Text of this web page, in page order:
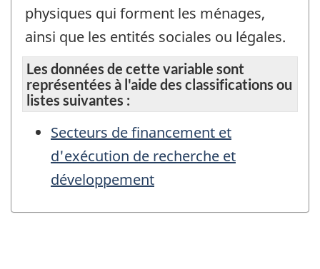
physiques qui forment les ménages,
ainsi que les entités sociales ou légales.
Les données de cette variable sont
représentées à l'aide des classifications ou
listes suivantes :
Secteurs de financement et
d'exécution de recherche et
développement